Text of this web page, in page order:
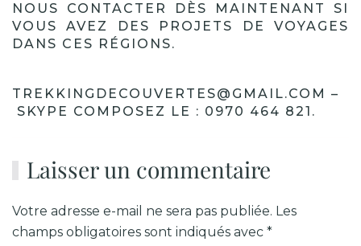
NOUS CONTACTER DÈS MAINTENANT SI
VOUS AVEZ DES PROJETS DE VOYAGES
DANS CES RÉGIONS.
TREKKINGDECOUVERTES@GMAIL.COM –
SKYPE COMPOSEZ LE : 0970 464 821.
Laisser un commentaire
Votre adresse e-mail ne sera pas publiée. Les
champs obligatoires sont indiqués avec *